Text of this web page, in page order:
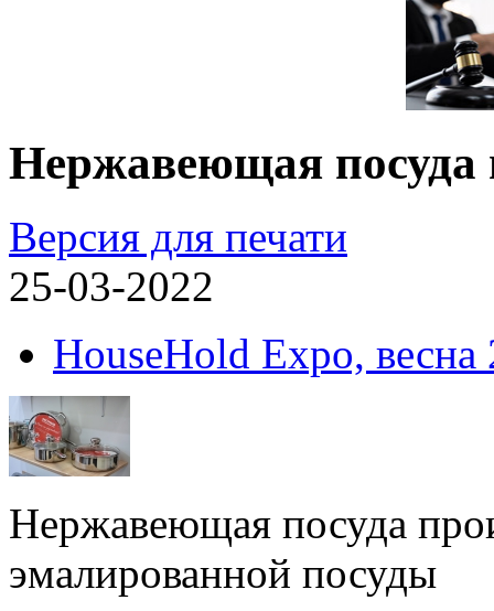
Нержавеющая
Версия для печати
25-03-2022
HouseHold Expo, весна
Нержавеющая посуда
эмалированной посуды